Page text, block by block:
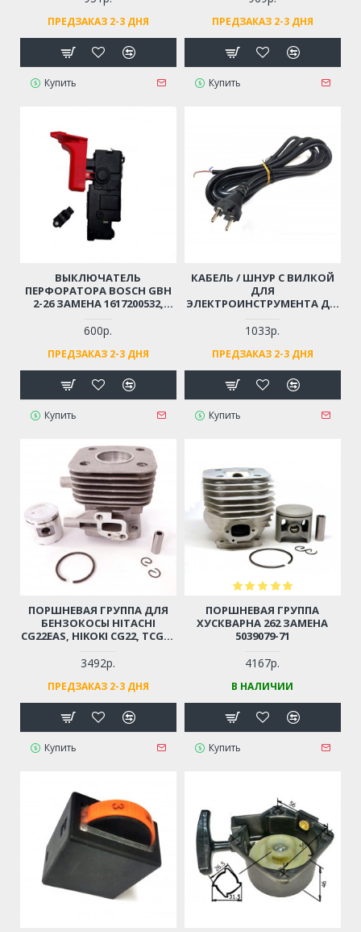
ПРЕДЗАКАЗ 2-3 ДНЯ
Купить
ПРЕДЗАКАЗ 2-3 ДНЯ
Купить
ВЫКЛЮЧАТЕЛЬ
ПЕРФОРАТОРА BOSCH GBH
2-26 ЗАМЕНА 1617200532,
600р.
ПРЕДЗАКАЗ 2-3 ДНЯ
Купить
КАБЕЛЬ / ШНУР С ВИЛКОЙ
ДЛЯ
ЭЛЕКТРОИНСТРУМЕНТА ДО
МОРОЗОСТОЙКИЙ,
МЯГКИЙ, ИЗНОСОСТОЙКАЯ
РЕЗИНА
1033р.
ПРЕДЗАКАЗ 2-3 ДНЯ
Купить
ПОРШНЕВАЯ ГРУППА ДЛЯ
БЕНЗОКОСЫ HITACHI
CG22EAS, HIKOKI CG22, TCG22
3492р.
ПРЕДЗАКАЗ 2-3 ДНЯ
Купить
ПОРШНЕВАЯ ГРУППА
ХУСКВАРНА 262 ЗАМЕНА
5039079-71
4167р.
В НАЛИЧИИ
Купить